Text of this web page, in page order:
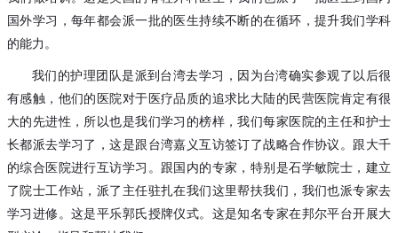
国外学习，每年都会派一批的医生持续不断的在循环，提升我们学科
的能力。
我们的护理团队是派到台湾去学习，因为台湾确实参观了以后很
有感触，他们的医院对于医疗品质的追求比大陆的民营医院肯定有很
大的先进性，所以也是我们学习的榜样，我们每家医院的主任和护士
长都派去学习了，这是跟台湾嘉义互访签订了战略合作协议。跟大千
的综合医院进行互访学习。跟国内的专家，特别是石学敏院士，建立
了院士工作站，派了主任驻扎在我们这里帮扶我们，我们也派专家去
学习进修。这是平乐郭氏授牌仪式。这是知名专家在邦尔平台开展大